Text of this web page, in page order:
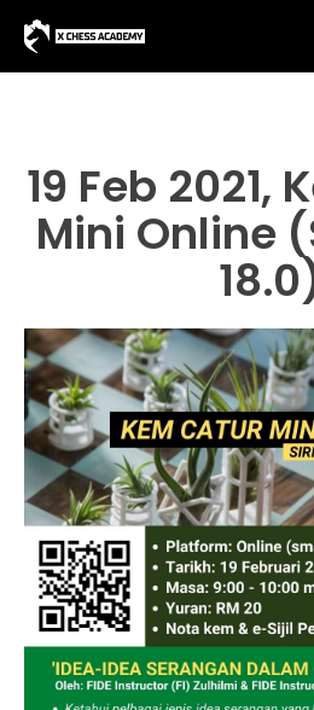
19 Feb 2021,
Mini Online